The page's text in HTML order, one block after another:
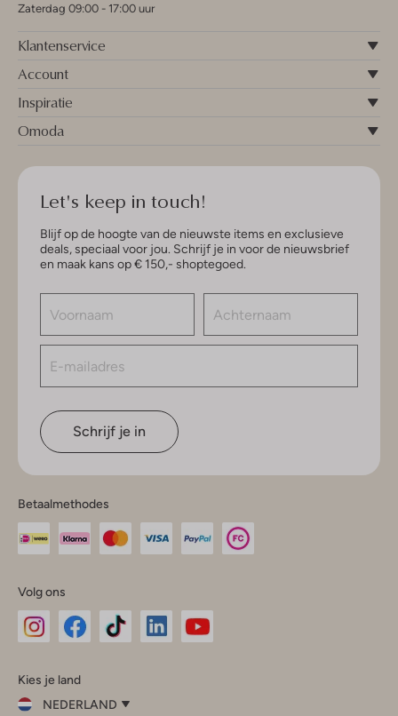
Zaterdag 09:00 - 17:00 uur
Klantenservice
Account
Inspiratie
Omoda
Let's keep in touch!
Blijf op de hoogte van de nieuwste items en exclusieve
deals, speciaal voor jou. Schrijf je in voor de nieuwsbrief
en maak kans op € 150,- shoptegoed.
Schrijf je in
Betaalmethodes
Volg ons
InstagramFacebook
Kies je land
NEDERLAND